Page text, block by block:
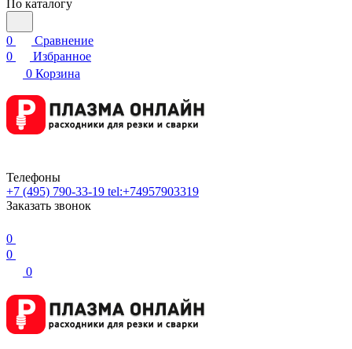
По каталогу
0
Сравнение
0
Избранное
0 Корзина
Телефоны
+7 (495) 790-33-19 tel:+74957903319
Заказать звонок
0
0
0